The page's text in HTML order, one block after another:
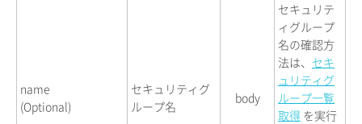
name
(Optional)
セキュリティグ
ループ名
body
セキュリテ
ィグループ
名の確認方
法は、 セキ
ュリティグ
ループ一覧
取得 を実行